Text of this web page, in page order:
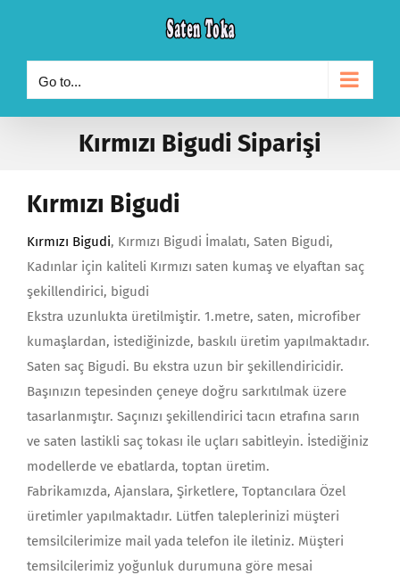
content
Go to...
Kırmızı Bigudi Siparişi
Kırmızı Bigudi
Kırmızı Bigudi, Kırmızı Bigudi İmalatı, Saten Bigudi,
Kadınlar için kaliteli Kırmızı saten kumaş ve elyaftan saç
şekillendirici, bigudi
Ekstra uzunlukta üretilmiştir. 1.metre, saten, microfiber
kumaşlardan, istediğinizde, baskılı üretim yapılmaktadır.
Saten saç Bigudi. Bu ekstra uzun bir şekillendiricidir.
Başınızın tepesinden çeneye doğru sarkıtılmak üzere
tasarlanmıştır. Saçınızı şekillendirici tacın etrafına sarın
ve saten lastikli saç tokası ile uçları sabitleyin. İstediğiniz
modellerde ve ebatlarda, toptan üretim.
Fabrikamızda, Ajanslara, Şirketlere, Toptancılara Özel
üretimler yapılmaktadır. Lütfen taleplerinizi müşteri
temsilcilerimize mail yada telefon ile iletiniz. Müşteri
temsilcilerimiz yoğunluk durumuna göre mesai